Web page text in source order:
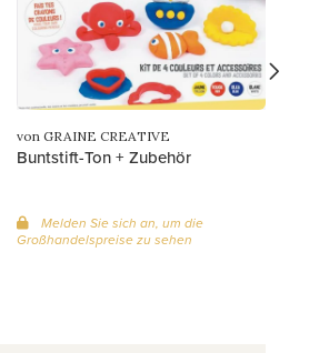
von GRAINE CREATIVE
Buntstift-Ton + Zubehör
Melden Sie sich an, um die
Großhandelspreise zu sehen